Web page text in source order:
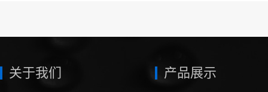
关于我们 产品展示